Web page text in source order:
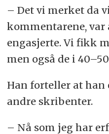
– Det vi merket da
kommentarene,
engasjerte. Vi fikk
men også de i
Han forteller at
andre skribenter.
– Nå som jeg har